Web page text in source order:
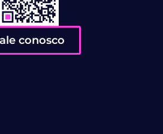
conosco